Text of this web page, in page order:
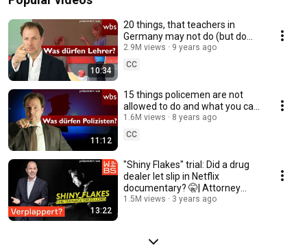
10:34
20 things, that teachers in
Germany may not do (but do
anyway)! | Lawyer Christian
Solmecke
2.9M views
9 years ago
CC
11:12
15 things policemen are not
allowed to do and what you can
do about it! | chancellery WBS
1.6M views
8 years ago
CC
13:22
"Shiny Flakes" trial: Did a drug
dealer let slip in Netflix
documentary? 🤫| Attorney
Christian So...
1.5M views 3 years ago